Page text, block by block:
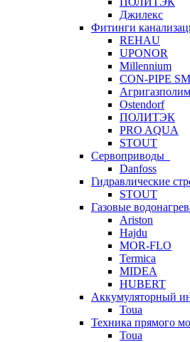
Джилекс
Фитинги
REHAU
UPONOR
Millennium
CON-PIPE
Ostendorf
ПОЛИТЭК
PRO AQUA
STOUT
Сервоприводы
Danfoss
Гидравлические
STOUT
Газовые
Ariston
Hajdu
MOR-FLO
Termica
MIDEA
HUBERT
Аккумуляторный
Toua
Техника прямого
Toua